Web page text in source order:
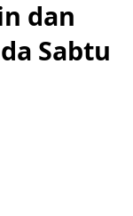
dan
Sabtu